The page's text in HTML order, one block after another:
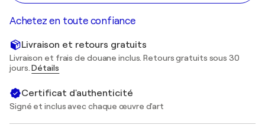
Achetez en toute confiance
Livraison et retours gratuits
Livraison et frais de douane inclus. Retours gratuits sous 30
jours.Détails
Certificat d'authenticité
Signé et inclus avec chaque œuvre d'art